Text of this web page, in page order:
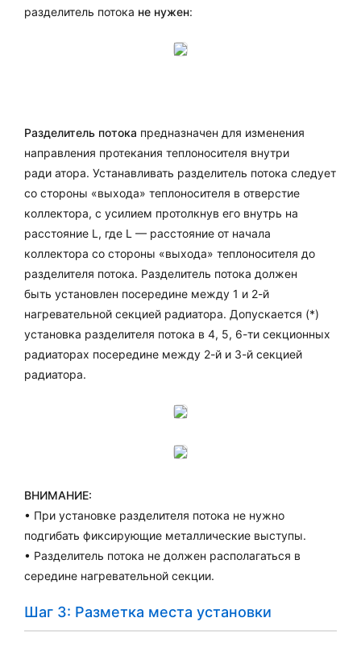
разделитель потока не нужен:
Разделитель потока предназначен для изменения
направления протекания теплоносителя внутри
ради атора. Устанавливать разделитель потока следует
со стороны «выхода» теплоносителя в отверстие
коллектора, с усилием протолкнув его внутрь на
расстояние L, где L — расстояние от начала
коллектора со стороны «выхода» теплоносителя до
разделителя потока. Разделитель потока должен
быть установлен посередине между 1 и 2-й
нагревательной секцией радиатора. Допускается (*)
установка разделителя потока в 4, 5, 6-ти секционных
радиаторах посередине между 2-й и 3-й секцией
радиатора.
ВНИМАНИЕ:
• При установке разделителя потока не нужно
подгибать фиксирующие металлические выступы.
• Разделитель потока не должен располагаться в
середине нагревательной секции.
Шаг 3: Разметка места установки